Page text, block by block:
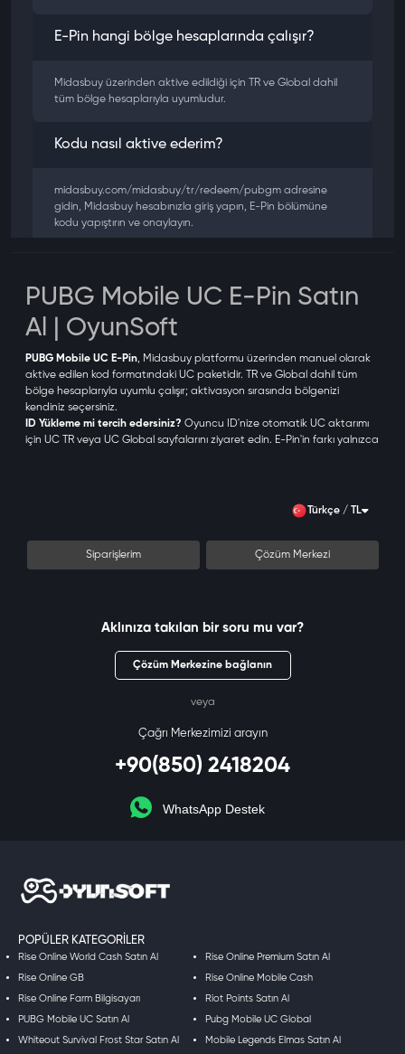
E-Pin hangi bölge hesaplarında çalışır?
Midasbuy üzerinden aktive edildiği için TR ve Global dahil
tüm bölge hesaplarıyla uyumludur.
Kodu nasıl aktive ederim?
midasbuy.com/midasbuy/tr/redeem/pubgm adresine
gidin, Midasbuy hesabınızla giriş yapın, E-Pin bölümüne
kodu yapıştırın ve onaylayın.
Hayır. Ancak güvenlik açısından satın aldıktan kısa süre
sonra aktive etmenizi öneririz.
Teslimat ne kadar sürer?
Ödeme onayından sonra kod saniyeler içinde sipariş
ekranınıza ve e-postanıza iletilir.
PUBG Mobile UC E-Pin Satın
Al | OyunSoft
PUBG Mobile UC E-Pin, Midasbuy platformu üzerinden manuel olarak
aktive edilen kod formatındaki UC paketidir. TR ve Global dahil tüm
bölge hesaplarıyla uyumlu çalışır; aktivasyon sırasında bölgenizi
kendiniz seçersiniz.
ID Yükleme mi tercih edersiniz? Oyuncu ID'nize otomatik UC aktarımı
için UC TR veya UC Global sayfalarını ziyaret edin. E-Pin'in farkı yalnızca
adresine gidin
Sayfanın sol üst köşesindeki"Şimdi Oyuncu Kimliğinizi Girin"
butonuna tıklayın
PUBG Mobile oyuncu ID'nizi ve sunucu bölgenizi girin
Kodu elle yazmak yerine kopyalayıp yapıştırın.Tek bir karakter hatası
kodu geçersiz kılabilir.
UC ile Ne Alınır?
Neden OyunSoft?
Tüm E-Pin kodları resmi kanallardan sağlanır.
Satın aldığınız kod nedeniyle hesabınız ban veya kısıtlama riskiyle
Anında kod teslimatı, 7/24.
saniyeler içinde ekranınızda.
Diğer PUBG Mobile paketleri:
Türkçe / TL
Siparişlerim Çözüm Merkezi
Aklınıza takılan bir soru mu var?
Çözüm Merkezine bağlanın
veya
Çağrı Merkezimizi arayın
+90(850) 2418204
WhatsApp Destek
POPÜLER KATEGORILER
Rise Online World Cash Satın Al Rise Online Premium Satın Al
Rise Online GB Rise Online Mobile Cash
Rise Online Farm Bilgisayarı Riot Points Satın Al
PUBG Mobile UC Satın Al Pubg Mobile UC Global
Whiteout Survival Frost Star Satın Al Mobile Legends Elmas Satın Al